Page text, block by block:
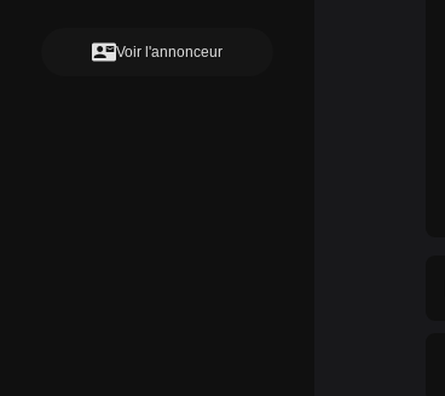
contact_mailVoir l'annonceur